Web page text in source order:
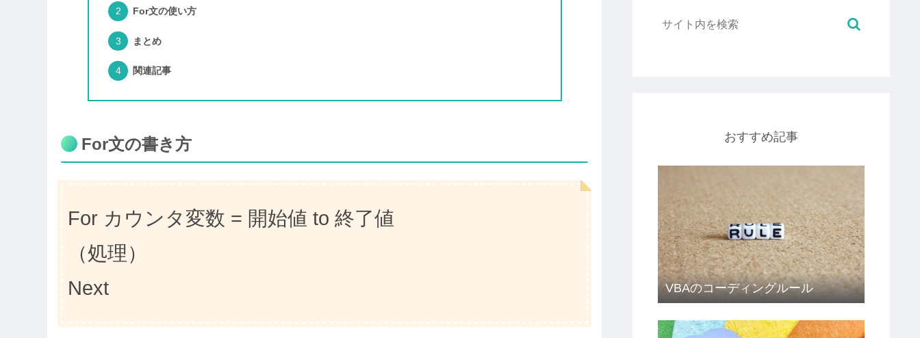
For文の使い方
まとめ
関連記事
For文の書き方
For カウンタ変数 = 開始値 to 終了値
（処理）
Next
おすすめ記事
VBAのコーディングルール